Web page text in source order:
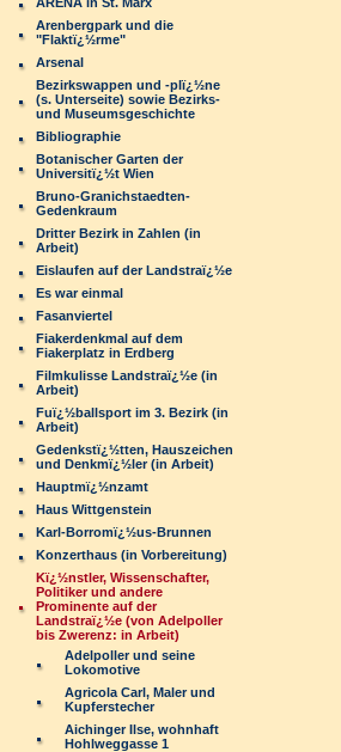
Arenbergpark und die
"Flaktï¿½rme"
Arsenal
Bezirkswappen und -plï¿½ne
(s. Unterseite) sowie Bezirks-
und Museumsgeschichte
Bibliographie
Botanischer Garten der
Universitï¿½t Wien
Bruno-Granichstaedten-
Gedenkraum
Dritter Bezirk in Zahlen (in
Arbeit)
Eislaufen auf der Landstraï¿½e
Es war einmal
Fasanviertel
Fiakerdenkmal auf dem
Fiakerplatz in Erdberg
Filmkulisse Landstraï¿½e (in
Arbeit)
Fuï¿½ballsport im 3. Bezirk (in
Arbeit)
Gedenkstï¿½tten, Hauszeichen
und Denkmï¿½ler (in Arbeit)
Hauptmï¿½nzamt
Haus Wittgenstein
Karl-Borromï¿½us-Brunnen
Konzerthaus (in Vorbereitung)
Kï¿½nstler, Wissenschafter,
Politiker und andere
Prominente auf der
Landstraï¿½e (von Adelpoller
bis Zwerenz: in Arbeit)
Adelpoller und seine
Lokomotive
Agricola Carl, Maler und
Kupferstecher
Aichinger Ilse, wohnhaft
Hohlweggasse 1